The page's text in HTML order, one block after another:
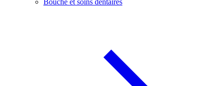
Bouche et soins dentaires